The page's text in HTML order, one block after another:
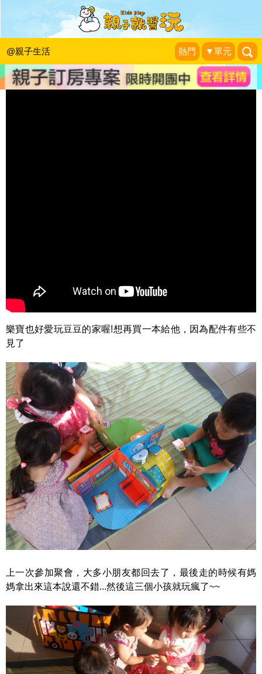
@親子生活 熱門 ▼單元
體驗家的情境～豆豆的家立體書
被貓撿到的幸福
樂寶也好愛玩豆豆的家喔!想再買一本給他，因為配件有些不
見了
上一次參加聚會，大多小朋友都回去了，最後走的時候有媽
媽拿出來這本說還不錯...然後這三個小孩就玩瘋了~~